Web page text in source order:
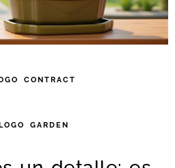
CONTRACT
GARDEN